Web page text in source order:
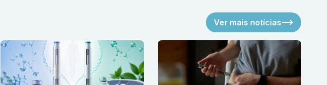
Ver mais notícias